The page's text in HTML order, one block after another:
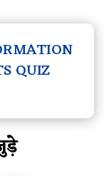
QUIZ